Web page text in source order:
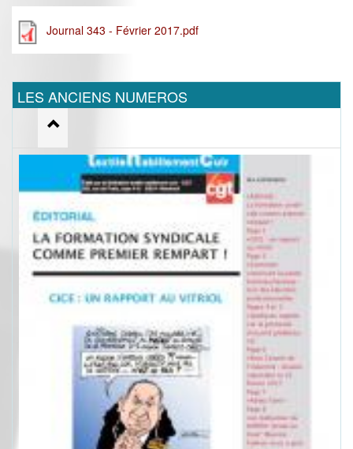
Journal 343 - Février 2017.pdf
LES ANCIENS NUMEROS